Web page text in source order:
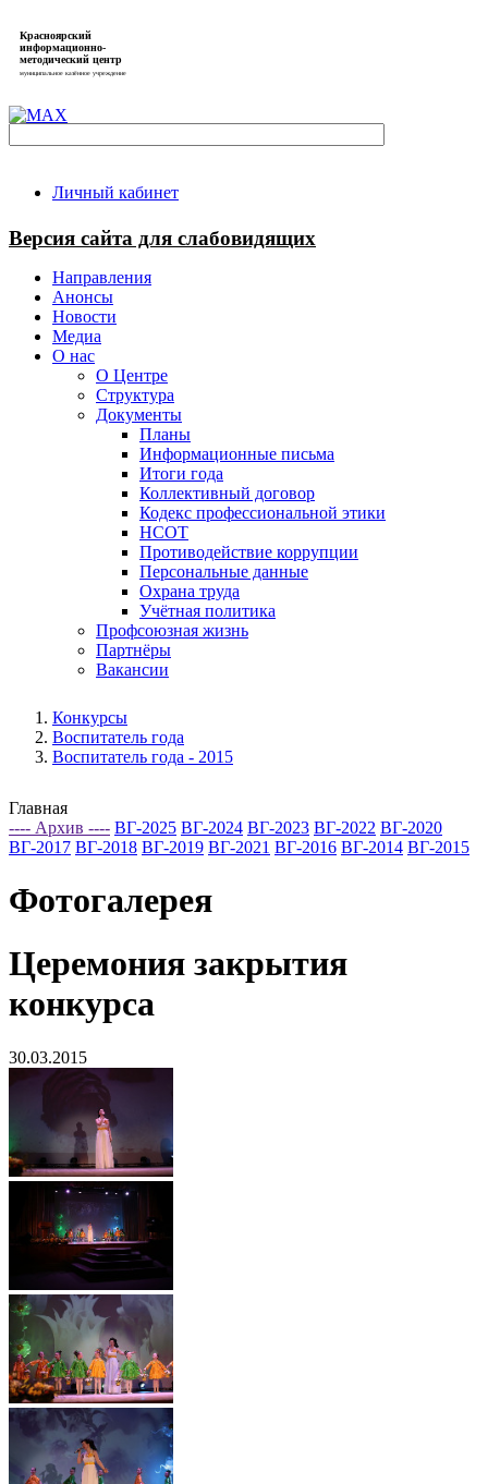
Красноярский
информационно-
методический центр
муниципальное казённое учреждение
Личный кабинет
Версия сайта для слабовидящих
Направления
Анонсы
Новости
Медиа
О нас
О Центре
Структура
Документы
Планы
Информационные письма
Итоги года
Коллективный договор
Кодекс профессиональной этики
НСОТ
Противодействие коррупции
Персональные данные
Охрана труда
Учётная политика
Профсоюзная жизнь
Партнёры
Вакансии
Конкурсы
Воспитатель года
Воспитатель года - 2015
Главная
---- Архив ---- ВГ-2025 ВГ-2024 ВГ-2023 ВГ-2022 ВГ-2020
ВГ-2017 ВГ-2018 ВГ-2019 ВГ-2021 ВГ-2016 ВГ-2014 ВГ-2015
Фотогалерея
Церемония закрытия
конкурса
30.03.2015